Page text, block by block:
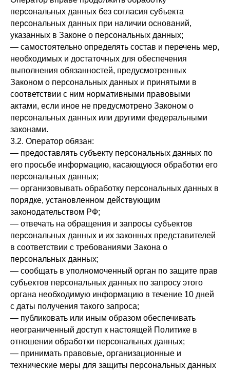
персональных данных без согласия субъекта
персональных данных при наличии оснований,
указанных в Законе о персональных данных;
— самостоятельно определять состав и перечень мер,
необходимых и достаточных для обеспечения
выполнения обязанностей, предусмотренных
Законом о персональных данных и принятыми в
соответствии с ним нормативными правовыми
актами, если иное не предусмотрено Законом о
персональных данных или другими федеральными
законами.
3.2. Оператор обязан:
— предоставлять субъекту персональных данных по
его просьбе информацию, касающуюся обработки его
персональных данных;
— организовывать обработку персональных данных в
порядке, установленном действующим
законодательством РФ;
— отвечать на обращения и запросы субъектов
персональных данных и их законных представителей
в соответствии с требованиями Закона о
персональных данных;
— сообщать в уполномоченный орган по защите прав
субъектов персональных данных по запросу этого
органа необходимую информацию в течение 10 дней
с даты получения такого запроса;
— публиковать или иным образом обеспечивать
неограниченный доступ к настоящей Политике в
отношении обработки персональных данных;
— принимать правовые, организационные и
технические меры для защиты персональных данных